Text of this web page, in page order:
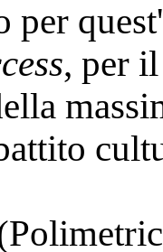
per
, per